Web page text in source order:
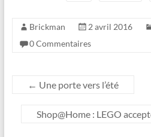
Brickman 2 avril 2016
0 Commentaires
← Une porte vers l’été
Shop@Home : LEGO